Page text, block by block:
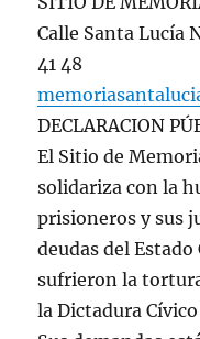
Calle Santa Lucía
41 48
DECLARACION
El Sitio de
solidariza con la
prisioneros y sus
deudas del
sufrieron la
la Dictadura